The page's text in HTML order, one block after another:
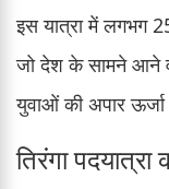
इस यात्रा में लगभग
जो देश के सामने आने
युवाओं की अपार ऊर्जा
तिरंगा पदयात्रा